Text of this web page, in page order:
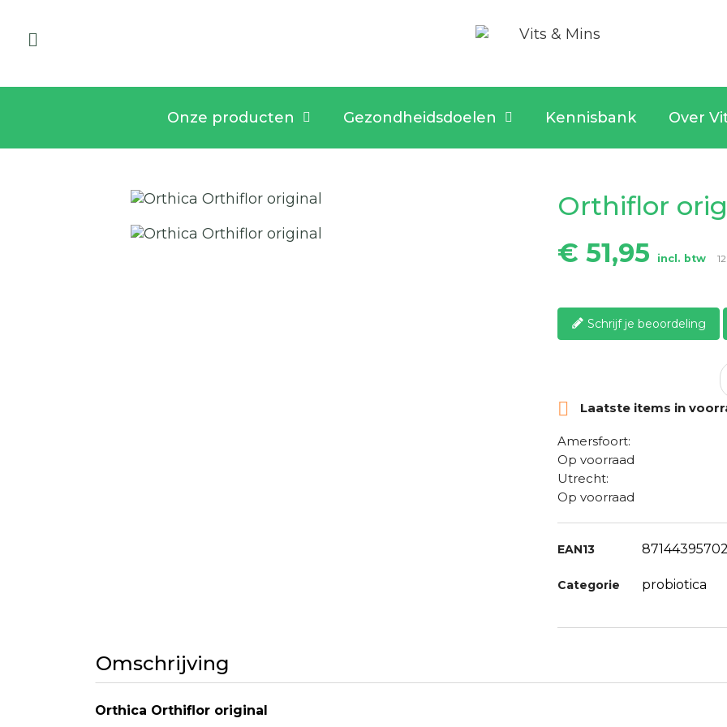
Onze producten Gezondheidsdoelen Kennisbank Over
Orthiflor
€ 51,95
incl. btw
Schrijf je beoordeling
 Laatste items in
Amersfoort:
Op voorraad
Utrecht:
Op voorraad
EAN13
Categorie probiotica
Omschrijving
Orthica Orthiflor original